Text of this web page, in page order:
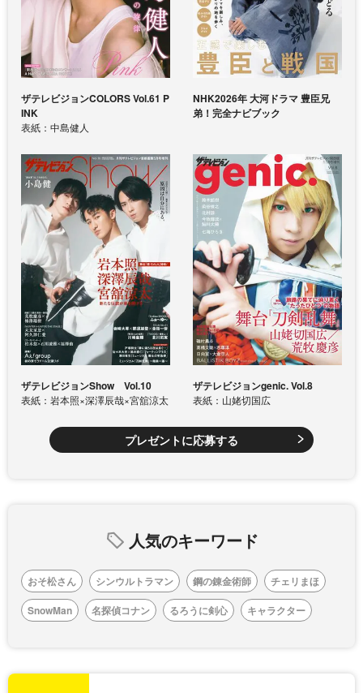
ザテレビジョンCOLORS Vol.61 P
INK
表紙：中島健人
NHK2026年 大河ドラマ 豊臣兄
弟！完全ナビブック
ザテレビジョンShow Vol.10
表紙：岩本照×深澤辰哉×宮舘涼太
ザテレビジョンgenic. Vol.8
表紙：山姥切国広
プレゼントに応募する
人気のキーワード
おそ松さん シンウルトラマン 鋼の錬金術師
チェリまほ
SnowMan
名探偵コナン るろうに剣心 キャラクター